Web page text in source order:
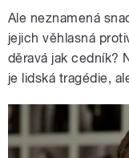
Ale neznamená
jejich věhlasná
děravá jak cedník?
je lidská tragédie,